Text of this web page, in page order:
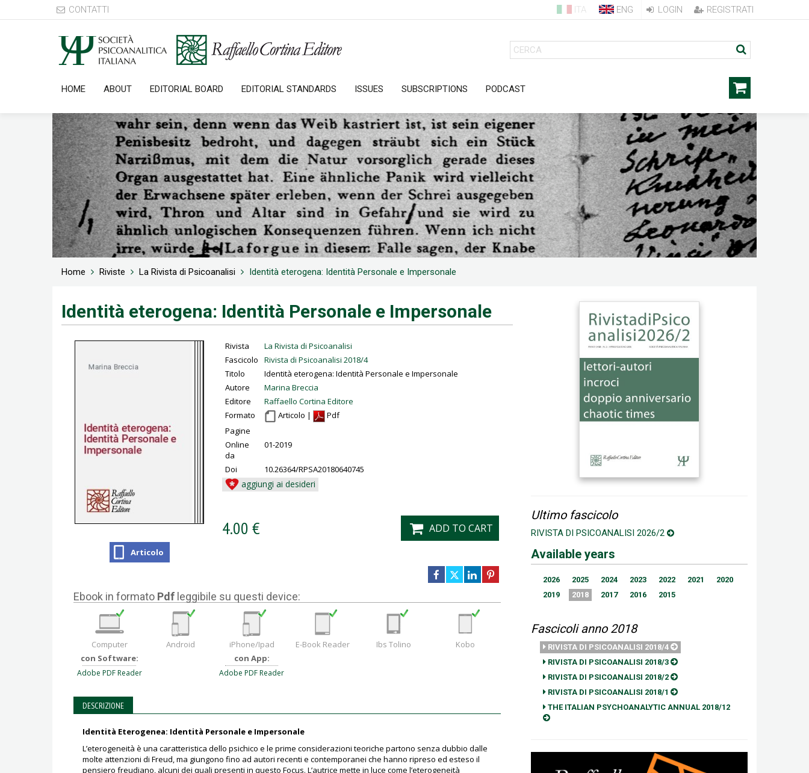
CONTATTI LOGIN REGISTRATI
ITA ENG
HOME ABOUT EDITORIAL BOARD EDITORIAL STANDARDS ISSUES SUBSCRIPTIONS PODCAST
Home Riviste La Rivista di Psicoanalisi Identità eterogena: Identità Personale e Impersonale
Identità eterogena: Identità Personale e Impersonale
Articolo
Rivista
La Rivista di Psicoanalisi
Fascicolo
Rivista di Psicoanalisi 2018/4
Titolo
Identità eterogena: Identità Personale e Impersonale
Autore
Marina Breccia
Editore
Raffaello Cortina Editore
Formato
Articolo |
Pdf
Pagine
Online
da
01-2019
Doi 10.26364/RPSA20180640745
aggiungi ai desideri
4.00 € ADD TO CART
Ebook in formato Pdf leggibile su questi device:
Computer
con Software:
Adobe PDF Reader
Android
iPhone/Ipad
con App:
Adobe PDF Reader
E-Book Reader Ibs Tolino Kobo
DESCRIZIONE
Identità Eterogenea: Identità Personale e Impersonale
L’eterogeneità è una caratteristica dello psichico e le prime considerazioni teoriche partono senza dubbio dalle
molte attenzioni di Freud, ma giungono fino ad autori recenti e contemporanei che hanno ripreso ed esteso il
pensiero freudiano, alcuni dei quali presenti in questo Focus. L’autrice mette in luce come l’eterogeneità
Ultimo fascicolo
RIVISTA DI PSICOANALISI 2026/2
Available years
2026 2025 2024 2023 2022 2021
2020
2019
2018 2017 2016 2015
Fascicoli anno 2018
RIVISTA DI PSICOANALISI 2018/4
RIVISTA DI PSICOANALISI 2018/3
RIVISTA DI PSICOANALISI 2018/2
RIVISTA DI PSICOANALISI 2018/1
THE ITALIAN PSYCHOANALYTIC ANNUAL 2018/12